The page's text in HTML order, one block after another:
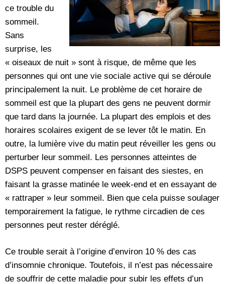
ce trouble du
sommeil.
Sans
surprise, les
« oiseaux de nuit » sont à risque, de même que les
personnes qui ont une vie sociale active qui se déroule
principalement la nuit. Le problème de cet horaire de
sommeil est que la plupart des gens ne peuvent dormir
que tard dans la journée. La plupart des emplois et des
horaires scolaires exigent de se lever tôt le matin. En
outre, la lumière vive du matin peut réveiller les gens ou
perturber leur sommeil. Les personnes atteintes de
DSPS peuvent compenser en faisant des siestes, en
faisant la grasse matinée le week-end et en essayant de
« rattraper » leur sommeil. Bien que cela puisse soulager
temporairement la fatigue, le rythme circadien de ces
personnes peut rester déréglé.
Ce trouble serait à l’origine d’environ 10 % des cas
d’insomnie chronique. Toutefois, il n’est pas nécessaire
de souffrir de cette maladie pour subir les effets d’un